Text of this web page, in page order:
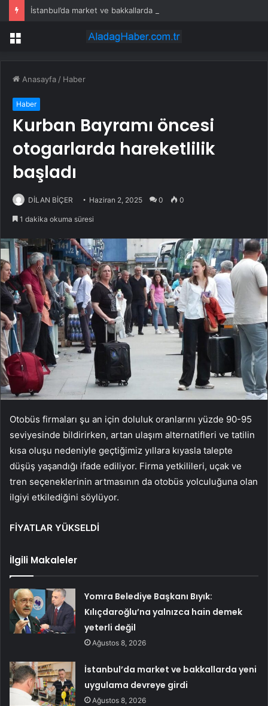
Menü
Anasayfa / Haber
Haber
Kurban Bayramı öncesi
otogarlarda hareketlilik
başladı
DİLAN BİÇER Haziran 2, 2025 0 0
1 dakika okuma süresi
Otobüs firmaları şu an için doluluk oranlarını yüzde 90-95
seviyesinde bildirirken, artan ulaşım alternatifleri ve tatilin
kısa oluşu nedeniyle geçtiğimiz yıllara kıyasla talepte
düşüş yaşandığı ifade ediliyor. Firma yetkilileri, uçak ve
tren seçeneklerinin artmasının da otobüs yolculuğuna olan
ilgiyi etkilediğini söylüyor.
FİYATLAR YÜKSELDİ
İlgili Makaleler
Yomra Belediye Başkanı Bıyık:
Kılıçdaroğlu’na yalnızca hain demek
yeterli değil
Ağustos 8, 2026
İstanbul’da market ve bakkallarda yeni
uygulama devreye girdi
Ağustos 8, 2026